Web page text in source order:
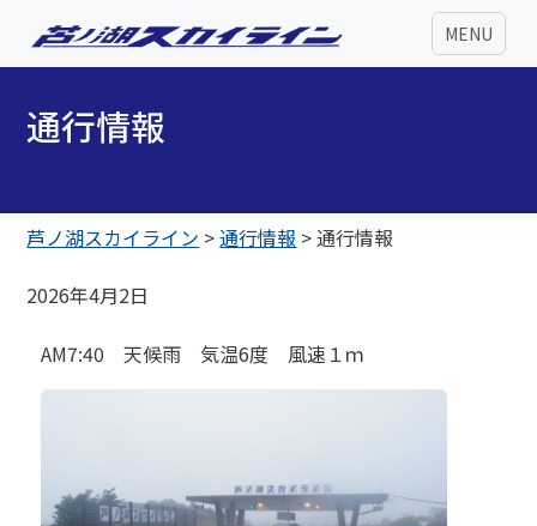
MENU
通行情報
芦ノ湖スカイライン >通行情報 >通行情報
2026年4月2日
AM7:40 天候雨 気温6度 風速１ｍ